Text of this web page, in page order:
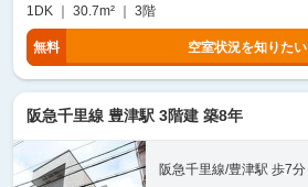
1DK ｜ 30.7m² ｜ 3階
無料 空室状況を知りたい
阪急千里線 豊津駅 3階建 築8年
阪急千里線/豊津駅 歩7分